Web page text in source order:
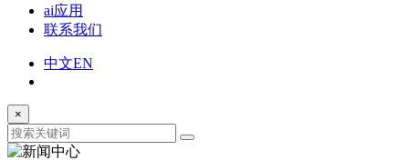
ai应用
联系我们
中文EN
×